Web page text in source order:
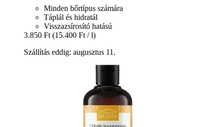
Minden bőrtípus számára
Táplál és hidratál
Visszazsírosító hatású
3.850 Ft (15.400 Ft / l)
Szállítás eddig: augusztus 11.